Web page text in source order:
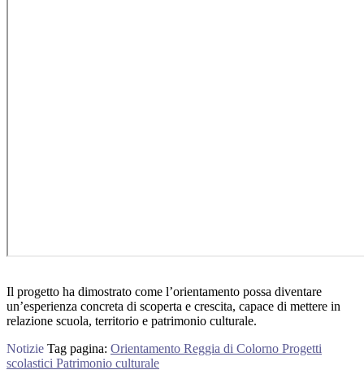
Il progetto ha dimostrato come l’orientamento possa diventare
un’esperienza concreta di scoperta e crescita, capace di mettere in
relazione scuola, territorio e patrimonio culturale.
Notizie Tag pagina: Orientamento Reggia di Colorno Progetti
scolastici Patrimonio culturale